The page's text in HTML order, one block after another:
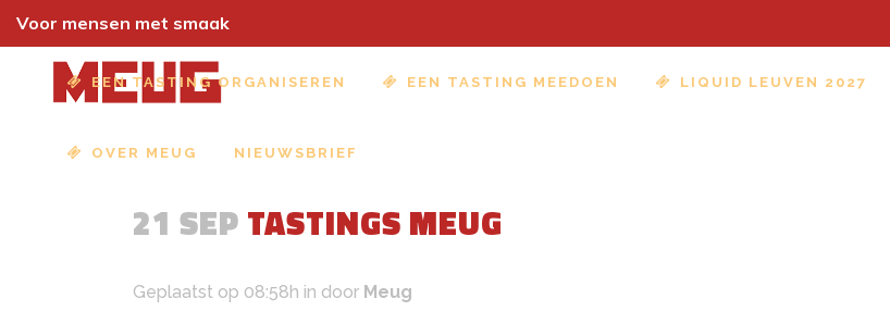
Voor mensen met smaak
EEN TASTING ORGANISEREN EEN TASTING MEEDOEN LIQUID LEUVEN 2027
OVER MEUG NIEUWSBRIEF
21 SEPTASTINGS MEUG
Geplaatst op 08:58h in door Meug